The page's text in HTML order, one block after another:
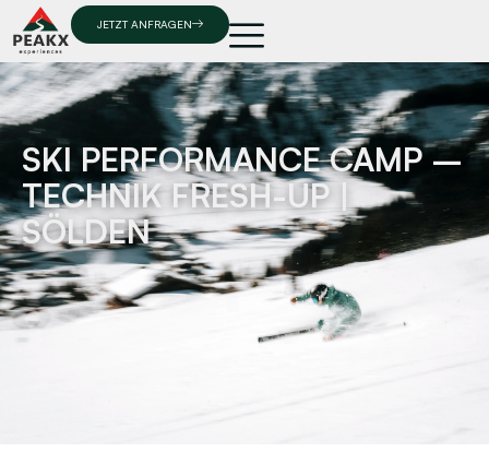
JETZT ANFRAGEN
SKI PERFORMANCE CAMP –
TECHNIK FRESH-UP |
SÖLDEN